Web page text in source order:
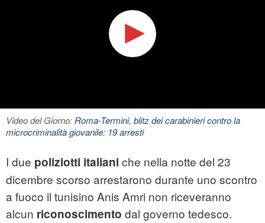
Video del Giorno:Roma-Termini, blitz dei carabinieri contro la
microcriminalità giovanile: 19 arresti
I due poliziotti italiani che nella notte del 23
dicembre scorso arrestarono durante uno scontro
a fuoco il tunisino Anis Amri non riceveranno
alcun riconoscimento dal governo tedesco.